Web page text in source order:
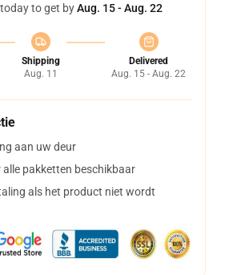
to get byAug. 15 - Aug. 22
Shipping
Aug. 11
Delivered
Aug. 15 - Aug. 22
aan uw deur
pakketten beschikbaar
als het product niet wordt